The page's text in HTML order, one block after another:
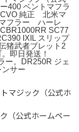
400 ベントマフラ
純正 北米マ
フラー ハーレ
SC77
IXIL スリップ
猪武者ブレット2
即日発送！
ー。DR250R ジェ
サー